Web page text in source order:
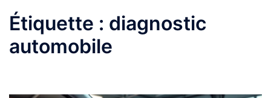
Étiquette : diagnostic
automobile